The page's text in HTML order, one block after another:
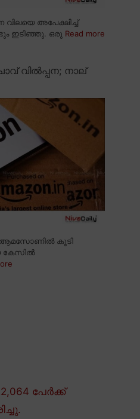
അപേക്ഷിച്ച്
ഇടിഞ്ഞു. ഒരു Read more
വിൽപ്പന; നാല്
ആമസോണിൽ കൂടി
കേസിൽ
പേർക്ക്